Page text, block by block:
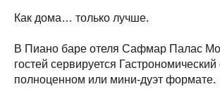
Как дома… только лучше.
В Пиано баре отеля Сафмар Палас
гостей сервируется Гастрономический
полноценном или мини-дуэт формате.